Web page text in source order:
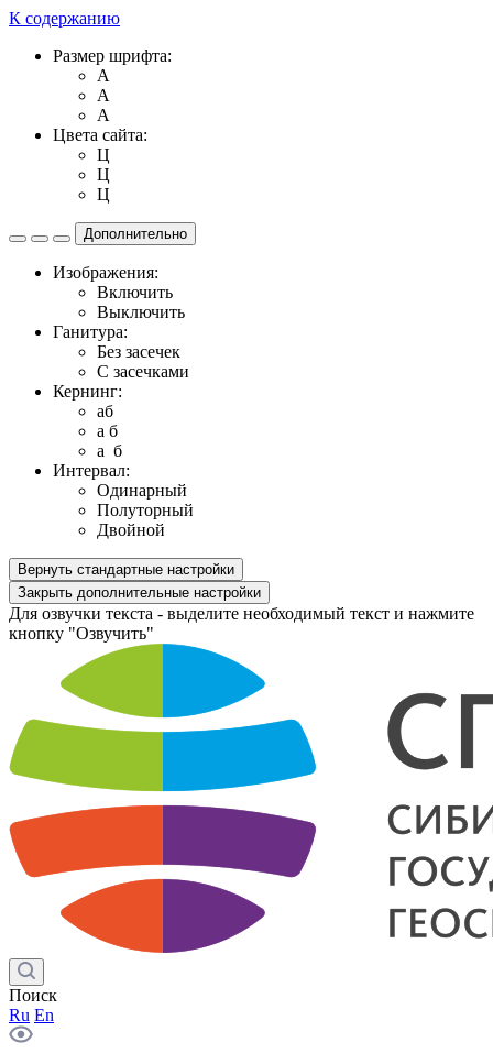
К содержанию
Размер шрифта:
A
A
A
Цвета сайта:
Ц
Ц
Ц
Дополнительно
Изображения:
Включить
Выключить
Ганитура:
Без засечек
С засечками
Кернинг:
aб
a б
a б
Интервал:
Одинарный
Полуторный
Двойной
Вернуть стандартные настройки
Закрыть дополнительные настройки
Для озвучки текста - выделите необходимый текст и нажмите
кнопку "Озвучить"
Поиск
Ru En